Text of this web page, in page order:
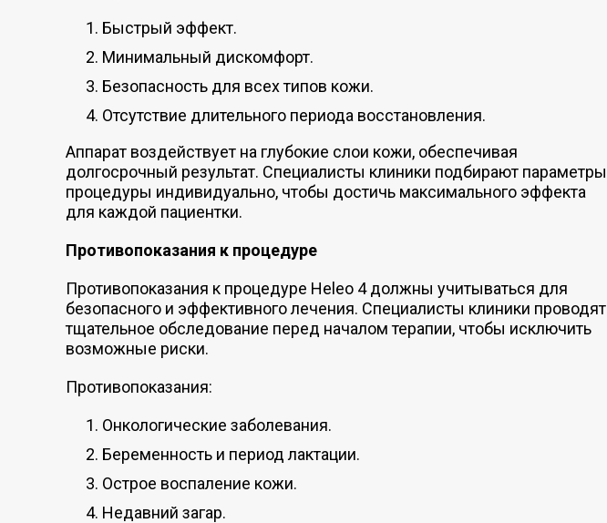
Быстрый эффект.
Минимальный дискомфорт.
Безопасность для всех типов кожи.
Отсутствие длительного периода восстановления.
Аппарат воздействует на глубокие слои кожи, обеспечивая
долгосрочный результат. Специалисты клиники подбирают параметры
процедуры индивидуально, чтобы достичь максимального эффекта
для каждой пациентки.
Противопоказания к процедуре
Противопоказания к процедуре Heleo 4 должны учитываться для
безопасного и эффективного лечения. Специалисты клиники проводят
тщательное обследование перед началом терапии, чтобы исключить
возможные риски.
Противопоказания:
Онкологические заболевания.
Беременность и период лактации.
Острое воспаление кожи.
Недавний загар.